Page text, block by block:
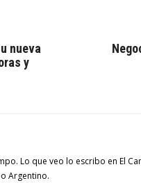
nueva
y
Lo que veo lo escribo en El
Argentino.